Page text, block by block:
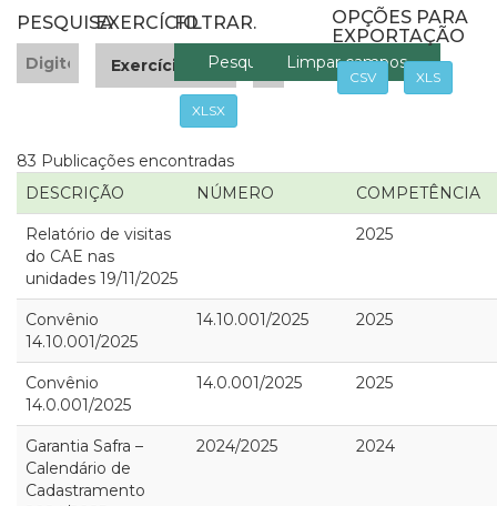
PESQUISAEXERCÍCIOFILTRAR.
OPÇÕES PARA
EXPORTAÇÃO
CSV
XLS
XLSX
83 Publicações encontradas
DESCRIÇÃO
NÚMERO COMPETÊNCIA
Relatório de visitas
do CAE nas
unidades 19/11/2025
2025
Convênio
14.10.001/2025
14.10.001/2025 2025
Convênio
14.0.001/2025
14.0.001/2025 2025
Garantia Safra –
Calendário de
Cadastramento
2024/2025 2024